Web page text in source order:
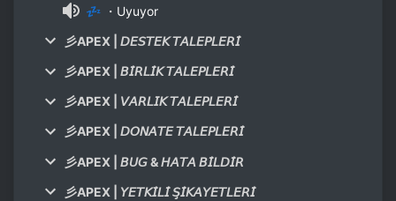
💤 ・Uyuyor
⼺APEX | 𝘋𝘌𝘚𝘛𝘌𝘒 𝘛𝘈𝘓𝘌𝘗𝘓𝘌𝘙𝘐̇
⼺APEX | 𝘉𝘐̇𝘙𝘓𝘐̇𝘒 𝘛𝘈𝘓𝘌𝘗𝘓𝘌𝘙𝘐̇
⼺APEX | 𝘝𝘈𝘙𝘓𝘐𝘒 𝘛𝘈𝘓𝘌𝘗𝘓𝘌𝘙𝘐̇
⼺APEX | 𝘋𝘖𝘕𝘈𝘛𝘌 𝘛𝘈𝘓𝘌𝘗𝘓𝘌𝘙𝘐̇
⼺APEX | 𝘉𝘜𝘎 & 𝘏𝘈𝘛𝘈 𝘉𝘐̇𝘓𝘋𝘐̇𝘙
⼺APEX | 𝘠𝘌𝘛𝘒𝘐̇𝘓𝘐̇ 𝘚̧𝘐̇𝘒𝘈𝘠𝘌𝘛𝘓𝘌𝘙𝘐̇